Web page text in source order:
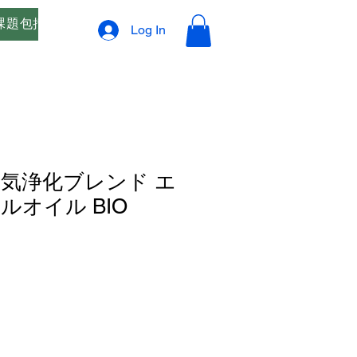
包括支援 オリジナルブレンド精油 ご相談窓口
Log In
浄化ブレンド エ
オイル BIO